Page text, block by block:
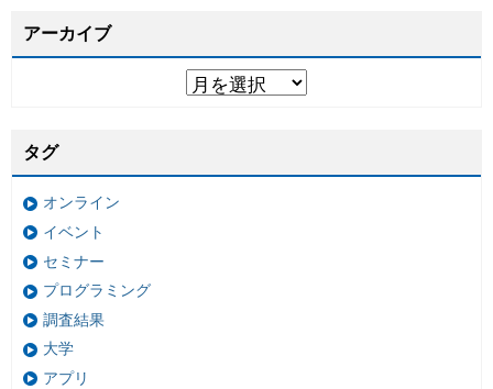
アーカイブ
タグ
オンライン
イベント
セミナー
プログラミング
調査結果
大学
アプリ